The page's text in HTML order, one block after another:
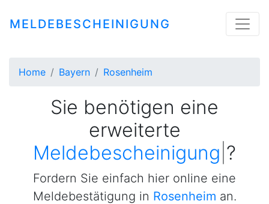
MELDEBESCHEINIGUNG
Home Bayern Rosenheim
Sie benötigen eine
erweiterte
Meldebescheinigung ?
Fordern Sie einfach hier online eine
Meldebestätigung in Rosenheim an.